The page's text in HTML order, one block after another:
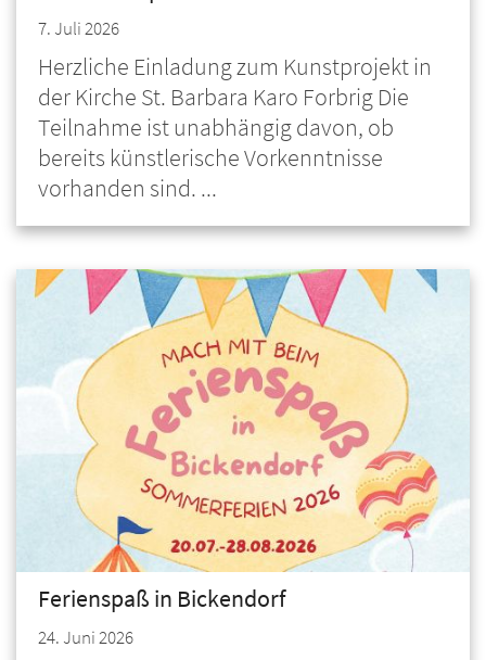
7. Juli 2026
Herzliche Einladung zum Kunstprojekt in
der Kirche St. Barbara Karo Forbrig Die
Teilnahme ist unabhängig davon, ob
bereits künstlerische Vorkenntnisse
vorhanden sind. ...
Ferienspaß in Bickendorf
24. Juni 2026